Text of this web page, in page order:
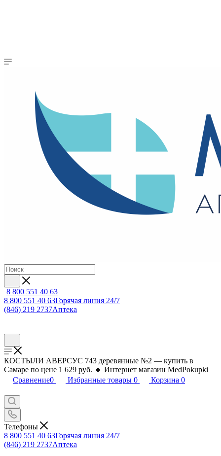
8 800 551 40 63
8 800 551 40 63Горячая линия 24/7
(846) 219 2737Аптека
КОСТЫЛИ АВЕРСУС 743 деревянные №2 — купить в
Самаре по цене 1 629 руб. 🔸 Интернет магазин MedPokupki
Сравнение0 Избранные товары 0 Корзина 0
Телефоны
8 800 551 40 63Горячая линия 24/7
(846) 219 2737Аптека